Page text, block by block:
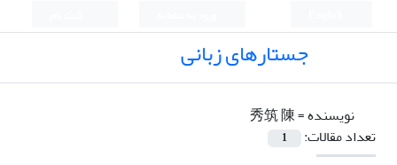
جستارهای زبانی
نویسنده =秀筑 陳
تعداد مقالات:
1